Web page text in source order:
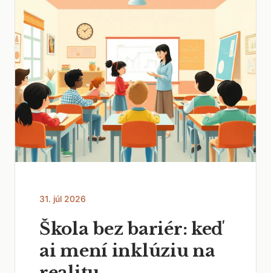
31. júl 2026
Škola bez bariér: keď
ai mení inklúziu na